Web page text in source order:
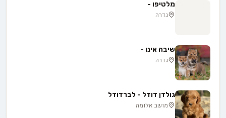
מלטיפו -
גדרה
שיבה אינו -
גדרה
גולדן דודל - לברדודל
מושב אלומה